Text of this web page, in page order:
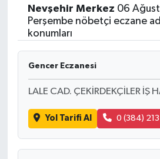
Nevşehir Merkez 06
Perşembe nöbetçi eczane
konumları
Gencer Eczanesi
LALE CAD. ÇEKİRDEKÇİLER İŞ
Yol Tarifi Al 0 (384)
Siyasetçi
Spor
Tebrik
Türkiye